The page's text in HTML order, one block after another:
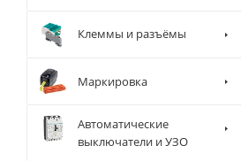
Клеммы и разъёмы
Маркировка
Автоматические
выключатели и УЗО